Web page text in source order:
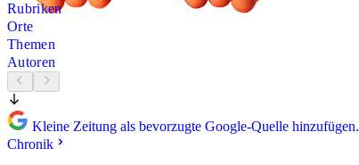
Rubriken
Orte
Themen
Autoren
Kleine Zeitung als bevorzugte Google-Quelle hinzufügen.
Chronik